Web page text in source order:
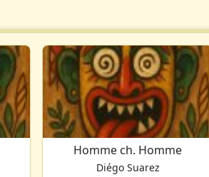
Homme ch. Homme
Diégo Suarez